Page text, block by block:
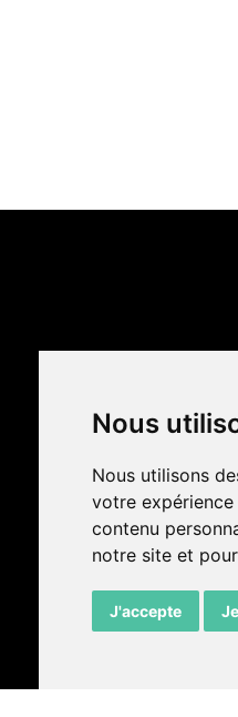
Nous
Nous utilisons
votre
contenu
notre site et
J'accepte